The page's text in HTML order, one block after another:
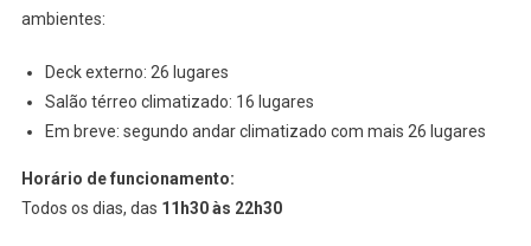
ambientes:
Deck externo: 26 lugares
Salão térreo climatizado: 16 lugares
Em breve: segundo andar climatizado com mais 26 lugares
Horário de funcionamento:
Todos os dias, das 11h30 às 22h30